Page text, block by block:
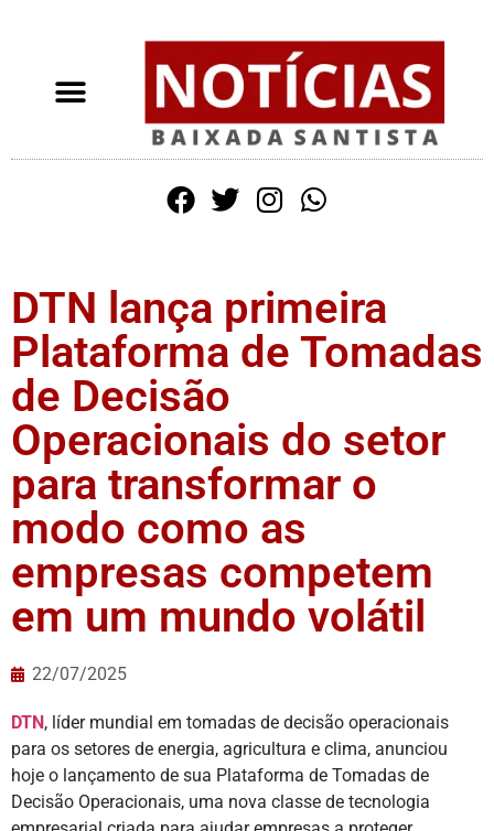
DTN lança primeira
Plataforma de Tomadas
de Decisão
Operacionais do setor
para transformar o
modo como as
empresas competem
em um mundo volátil
22/07/2025
DTN, líder mundial em tomadas de decisão operacionais
para os setores de energia, agricultura e clima, anunciou
hoje o lançamento de sua Plataforma de Tomadas de
Decisão Operacionais, uma nova classe de tecnologia